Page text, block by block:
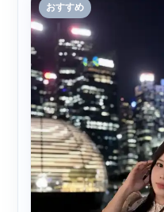
おすすめ